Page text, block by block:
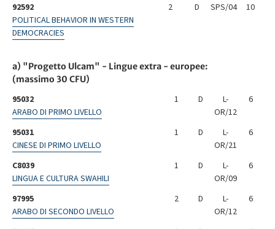
92592
POLITICAL BEHAVIOR IN WESTERN
DEMOCRACIES
2 D SPS/04 10
a) "Progetto Ulcam" - Lingue extra - europee:
(massimo 30 CFU)
95032
ARABO DI PRIMO LIVELLO
1 D
L-
OR/12
6
95031
CINESE DI PRIMO LIVELLO
1 D
L-
OR/21
6
C8039
LINGUA E CULTURA SWAHILI
1 D
L-
OR/09
6
97995
ARABO DI SECONDO LIVELLO
2 D
L-
OR/12
6